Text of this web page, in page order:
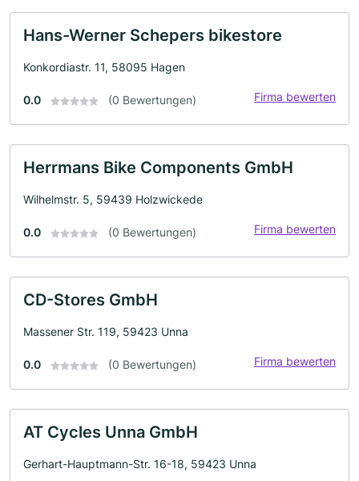
Hans-Werner Schepers bikestore
Konkordiastr. 11, 58095 Hagen
0.0 (0 Bewertungen) Firma bewerten
Herrmans Bike Components GmbH
Wilhelmstr. 5, 59439 Holzwickede
0.0 (0 Bewertungen) Firma bewerten
CD-Stores GmbH
Massener Str. 119, 59423 Unna
0.0 (0 Bewertungen) Firma bewerten
AT Cycles Unna GmbH
Gerhart-Hauptmann-Str. 16-18, 59423 Unna